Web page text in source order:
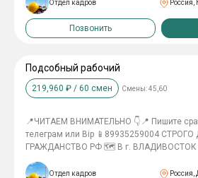
слаботочка) 150тр в месяц
👷‍♂️ПОДСОБНЫЙ РАБОЧИЙ 110тр в месяц 👷‍♂️МОНТАЖНИК МК И
ЖБК 140тр в месяц 👷‍♂️СВАРЩИК МК И
_________________ Проживание в общежитии
Спец одежду выдаем Билет купим Трудоустройство
официальное __________________
Отдел кадров
Позвонить
Подсобный рабочий
219,960 ₽ / 60 смен Смены:45,60
📍ЧИТАЕМ ВНИМАТЕЛЬНО 👇📍 Пишите
телеграм или Bip 📱89935259004 СТРОГО
ГРАЖДАНСТВО РФ 🗺 В г. ВЛАДИВОСТОК Строительство жилых
домов ________________ В А Х Т А 45/15, 60/30 ________________
👷‍♂️ПЛИТОЧНИК 180тр в месяц
Отдел кадров Россия,